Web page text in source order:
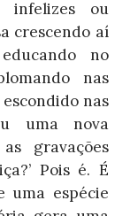
infelizes ou
crescendo aí
no
nas
nas
uma nova
gravações
Pois é. É
uma espécie